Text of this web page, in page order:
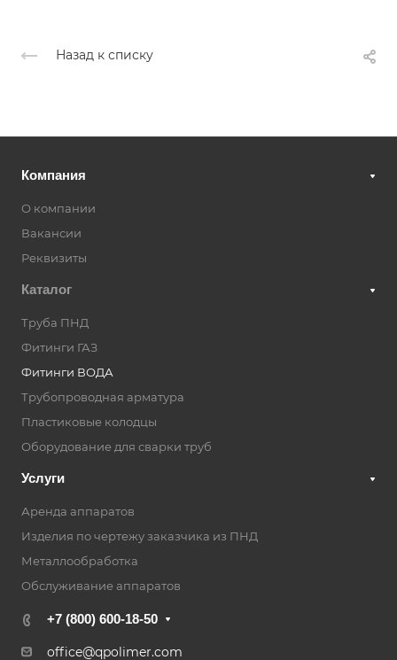
Назад к списку
Компания
О компании
Вакансии
Реквизиты
Каталог
Труба ПНД
Фитинги ГАЗ
Фитинги ВОДА
Трубопроводная арматура
Пластиковые колодцы
Оборудование для сварки труб
Услуги
Аренда аппаратов
Изделия по чертежу заказчика из ПНД
Металлообработка
Обслуживание аппаратов
+7 (800) 600-18-50
office@qpolimer.com